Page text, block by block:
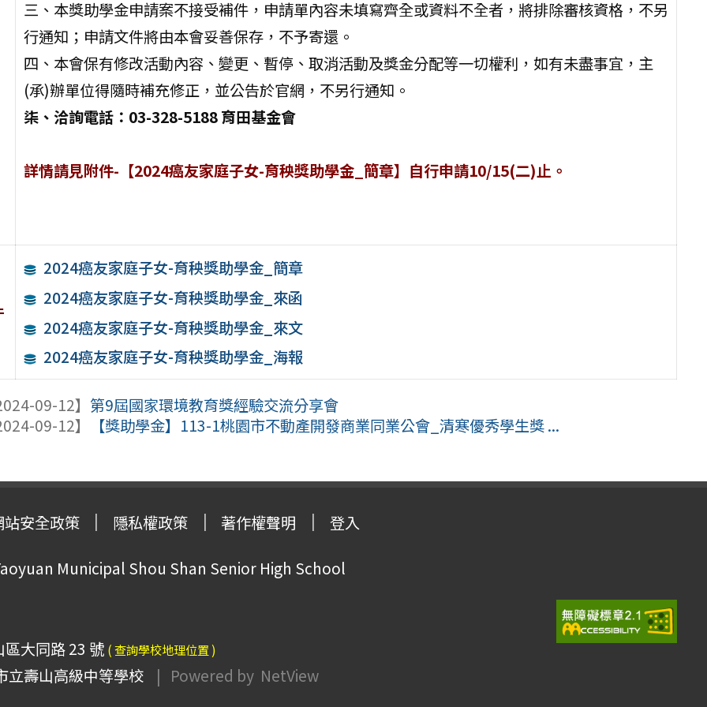
三、本獎助學金申請案不接受補件，申請單內容未填寫齊全或資料不全者，將排除審核資格，不另
行通知；申請文件將由本會妥善保存，不予寄還。
四、本會保有修改活動內容、變更、暫停、取消活動及獎金分配等一切權利，如有未盡事宜，主
(承)辦單位得隨時補充修正，並公告於官網，不另行通知。
柒、洽詢電話：03-328-5188 育田基金會
詳情請見附件-【2024癌友家庭子女-育秧獎助學金_簡章】自行申請10/15(二)止。
2024癌友家庭子女-育秧獎助學金_簡章
2024癌友家庭子女-育秧獎助學金_來函
2024癌友家庭子女-育秧獎助學金_來文
2024癌友家庭子女-育秧獎助學金_海報
09-12】 第9屆國家環境教育獎經驗交流分享會
09-12】
【獎助學金】113-1桃園市不動產開發商業同業公會_清寒優秀學生獎 ...
站安全政策 隱私權政策 著作權聲明 登入
Municipal Shou Shan Senior High School
大同路 23 號 ( 查詢學校地理位置 )
壽山高級中等學校 | Powered by NetView